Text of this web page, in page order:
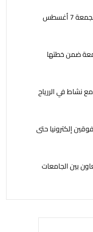
عيار 21بـ 5980 جنيها.. سعر الذهب اليوم الجمعة 7 أغسطس
اليوم الجمعة ضمن خطتها
نشاط في الررياح
إلكترونيا حتى
بين الجامعات